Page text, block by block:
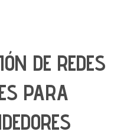
DE REDES
PARA